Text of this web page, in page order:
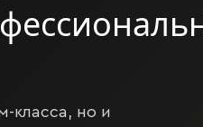
класса, но и